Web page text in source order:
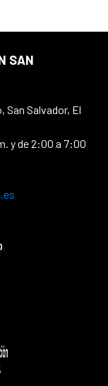
SAN
San Salvador, El
y de 2:00 a 7:00